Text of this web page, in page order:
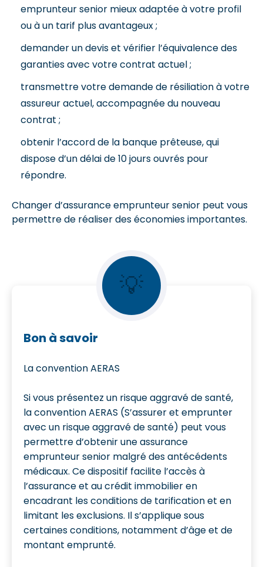
emprunteur senior mieux adaptée à votre profil
ou à un tarif plus avantageux ;
demander un devis et vérifier l’équivalence des
garanties avec votre contrat actuel ;
transmettre votre demande de résiliation à votre
assureur actuel, accompagnée du nouveau
contrat ;
obtenir l’accord de la banque prêteuse, qui
dispose d’un délai de 10 jours ouvrés pour
répondre.
Changer d’assurance emprunteur senior peut vous
permettre de réaliser des économies importantes.
💡
Bon à savoir
La convention AERAS
Si vous présentez un risque aggravé de santé,
la convention AERAS (S’assurer et emprunter
avec un risque aggravé de santé) peut vous
permettre d’obtenir une assurance
emprunteur senior malgré des antécédents
médicaux. Ce dispositif facilite l’accès à
l’assurance et au crédit immobilier en
encadrant les conditions de tarification et en
limitant les exclusions. Il s’applique sous
certaines conditions, notamment d’âge et de
montant emprunté.